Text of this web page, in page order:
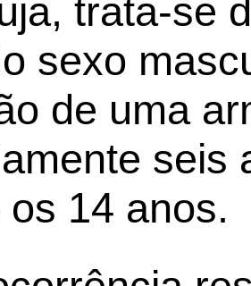
trata-se
sexo
de uma
seis
os 14 anos.